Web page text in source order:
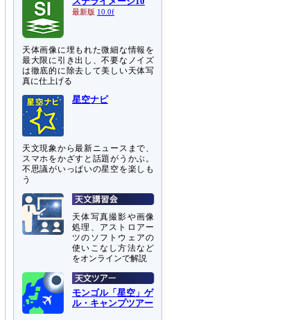
最新版 10.0f
天体画像に埋もれた微細な情報を
最大限に引き出し、不要なノイズ
は徹底的に除去して美しい天体写
真に仕上げる
星空ナビ
天文現象から最新ニュースまで、
スマホをかざすと話題がうかぶ。
不思議がいっぱいの星空を楽しも
う
天体写真撮影や画像
処理、アストロアー
ツのソフトウェアの
使いこなし方法など
をオンラインで解説
モンゴル「星空」ゲ
ル・キャンプツアー